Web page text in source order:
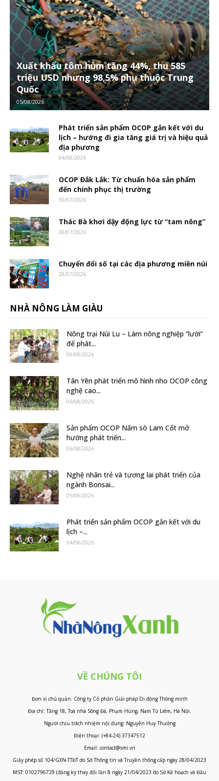
Xuất khẩu tôm hùm tăng 44%, thu 585
triệu USD nhưng 98,5% phụ thuộc Trung
Quốc
05/08/2026
Phát triển sản phẩm OCOP gắn kết với du
lịch – hướng đi gia tăng giá trị và hiệu quả
địa phương
04/08/2026
OCOP Đắk Lắk: Từ chuẩn hóa sản phẩm
đến chinh phục thị trường
30/07/2026
Thác Bà khơi dậy động lực từ “tam nông”
30/07/2026
Chuyển đổi số tại các địa phương miền núi
28/07/2026
NHÀ NÔNG LÀM GIÀU
Nông trại Núi Lu – Làm nông nghiệp “lười”
để phát...
09/08/2026
Tân Yên phát triển mô hình nho OCOP công
nghệ cao...
06/08/2026
Sản phẩm OCOP Nấm sò Lam Cốt mở
hướng phát triển...
06/08/2026
Nghệ nhân trẻ và tương lai phát triển của
ngành Bonsai...
05/08/2026
Phát triển sản phẩm OCOP gắn kết với du
lịch –...
04/08/2026
VỀ CHÚNG TÔI
Đơn vị chủ quản: Công ty Cổ phần Giải pháp Di động Thông minh
Địa chỉ: Tầng 18, Toà nhà Sông Đà, Phạm Hùng, Nam Từ Liêm, Hà Nội.
Người chịu trách nhiệm nội dung: Nguyễn Huy Thưởng
Điện thoại: (+84-24) 37347512
Email: contact@smi.vn
Giấy phép số 104/GXN-TTĐT do Sở Thông tin và Truyền thông cấp ngày 28/04/2023
MST: 0102796729 (đăng ký thay đổi lần 8 ngày 21/04/2023 do Sở Kế hoạch và Đầu